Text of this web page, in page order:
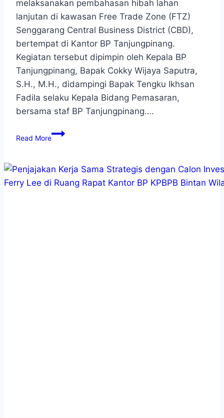
melaksanakan pembahasan hibah lahan
lanjutan di kawasan Free Trade Zone (FTZ)
Senggarang Central Business District (CBD),
bertempat di Kantor BP Tanjungpinang.
Kegiatan tersebut dipimpin oleh Kepala BP
Tanjungpinang, Bapak Cokky Wijaya Saputra,
S.H., M.H., didampingi Bapak Tengku Ikhsan
Fadila selaku Kepala Bidang Pemasaran,
bersama staf BP Tanjungpinang….
Read More